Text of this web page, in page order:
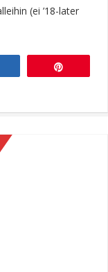
(ei ’18-later